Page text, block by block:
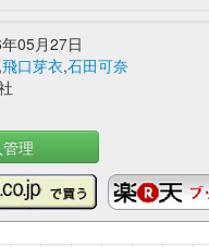
05月27日
,飛口芽衣,石田可奈
理